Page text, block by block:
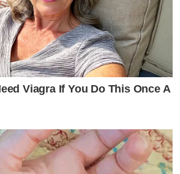
Viagra If You Do This Once A